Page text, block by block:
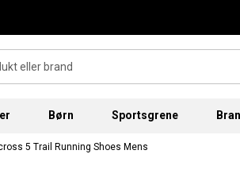
Børn Sportsgrene
5 Trail Running Shoes Mens